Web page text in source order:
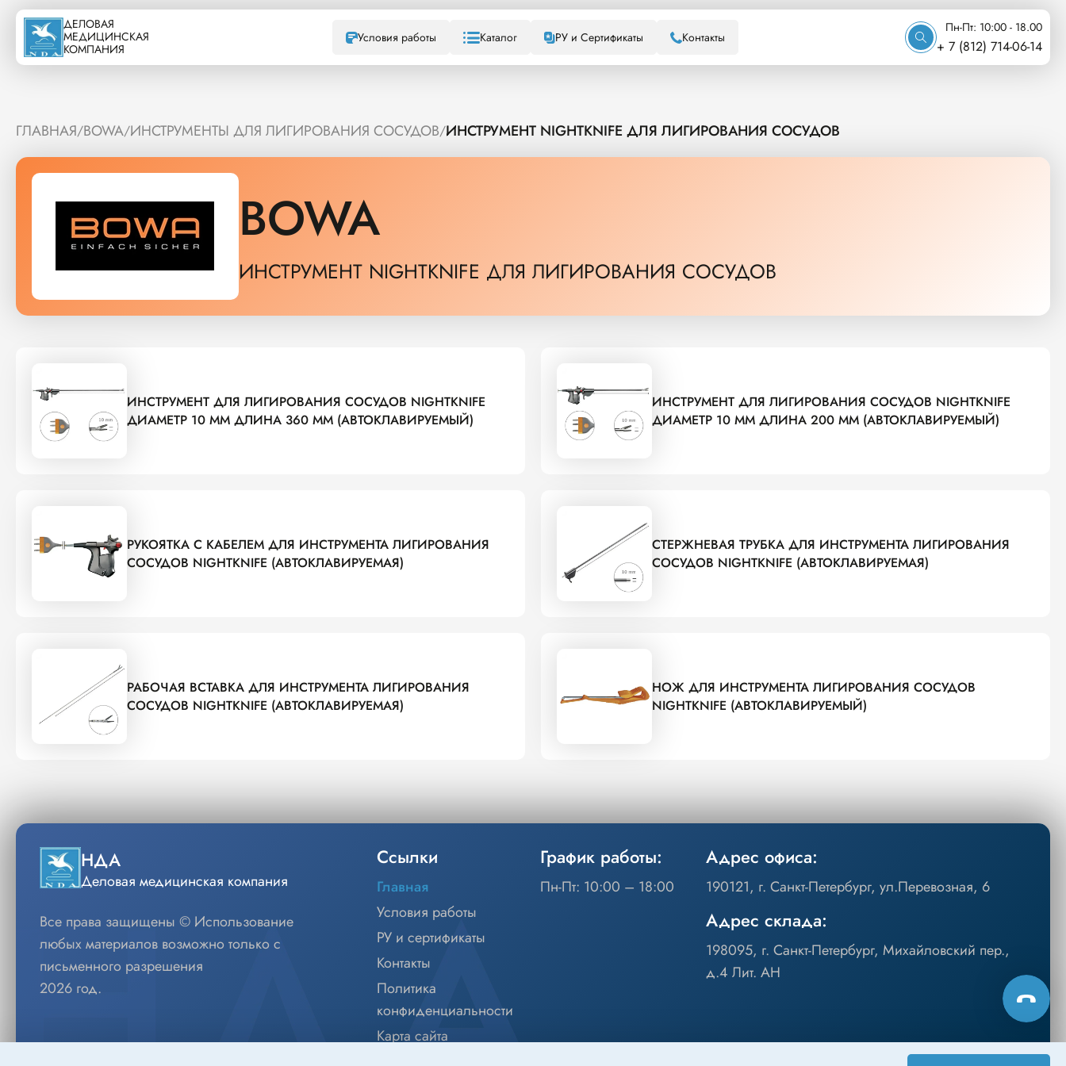
ДЕЛОВАЯ
МЕДИЦИНСКАЯ
КОМПАНИЯ
Условия работы Каталог РУ и Сертификаты Контакты
Пн-Пт: 10:00 - 18.00
+ 7 (812) 714-06-14
ГЛАВНАЯ/BOWA/ИНСТРУМЕНТЫ ДЛЯ ЛИГИРОВАНИЯ СОСУДОВ/ИНСТРУМЕНТ NIGHTKNIFE ДЛЯ ЛИГИРОВАНИЯ СОСУДОВ
BOWA
ИНСТРУМЕНТ NIGHTKNIFE ДЛЯ ЛИГИРОВАНИЯ СОСУДОВ
ИНСТРУМЕНТ ДЛЯ ЛИГИРОВАНИЯ СОСУДОВ NIGHTKNIFE
ДИАМЕТР 10 ММ ДЛИНА 360 ММ (АВТОКЛАВИРУЕМЫЙ)
ИНСТРУМЕНТ ДЛЯ ЛИГИРОВАНИЯ СОСУДОВ NIGHTKNIFE
ДИАМЕТР 10 ММ ДЛИНА 200 ММ (АВТОКЛАВИРУЕМЫЙ)
РУКОЯТКА С КАБЕЛЕМ ДЛЯ ИНСТРУМЕНТА ЛИГИРОВАНИЯ
СОСУДОВ NIGHTKNIFE (АВТОКЛАВИРУЕМАЯ)
СТЕРЖНЕВАЯ ТРУБКА ДЛЯ ИНСТРУМЕНТА ЛИГИРОВАНИЯ
СОСУДОВ NIGHTKNIFE (АВТОКЛАВИРУЕМАЯ)
РАБОЧАЯ ВСТАВКА ДЛЯ ИНСТРУМЕНТА ЛИГИРОВАНИЯ
СОСУДОВ NIGHTKNIFE (АВТОКЛАВИРУЕМАЯ)
НОЖ ДЛЯ ИНСТРУМЕНТА ЛИГИРОВАНИЯ СОСУДОВ
NIGHTKNIFE (АВТОКЛАВИРУЕМЫЙ)
НДА
Деловая медицинская компания
Все права защищены © Использование
любых материалов возможно только с
письменного разрешения
2026 год.
Ссылки
Главная
Условия работы
РУ и сертификаты
Контакты
Политика
конфиденциальности
Карта сайта
График работы:
Пн-Пт: 10:00 – 18:00
Адрес офиса:
190121, г. Санкт-Петербург, ул.Перевозная, 6
Адрес склада:
198095, г. Санкт-Петербург, Михайловский пер.,
д.4 Лит. АН